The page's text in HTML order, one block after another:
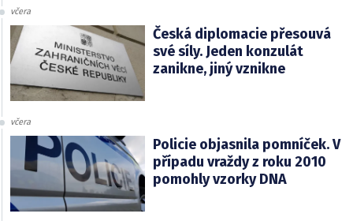
včera
Česká diplomacie přesouvá
své síly. Jeden konzulát
zanikne, jiný vznikne
včera
Policie objasnila pomníček. V
případu vraždy z roku 2010
pomohly vzorky DNA